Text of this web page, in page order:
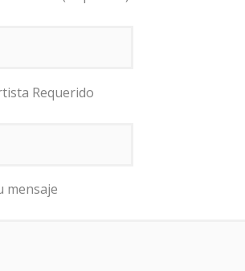
Requerido
mensaje